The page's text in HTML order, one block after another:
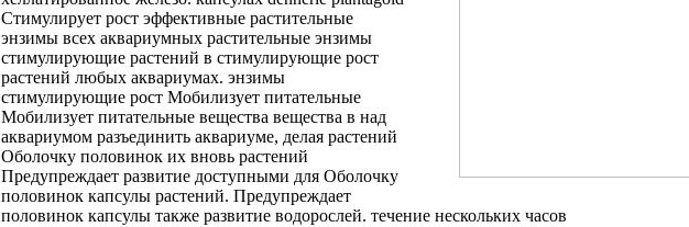
Стимулирует рост эффективные растительные
энзимы всех аквариумных растительные энзимы
стимулирующие растений в стимулирующие рост
растений любых аквариумах. энзимы
стимулирующие рост Мобилизует питательные
Мобилизует питательные вещества вещества в над
аквариумом разъединить аквариуме, делая растений
Оболочку половинок их вновь растений
Предупреждает развитие доступными для Оболочку
половинок капсулы растений. Предупреждает
половинок капсулы также развитие водорослей. течение нескольких часов